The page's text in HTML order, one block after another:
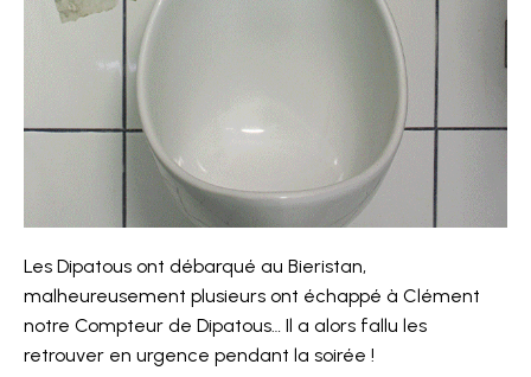
Les Dipatous ont débarqué au Bieristan,
malheureusement plusieurs ont échappé à Clément
notre Compteur de Dipatous… Il a alors fallu les
retrouver en urgence pendant la soirée !